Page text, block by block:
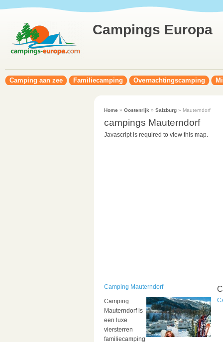
Campings Europa
Camping aan zee Familiecamping Overnachtingscamping
Home » Oostenrijk » Salzburg» Mauterndorf
campings Mauterndorf
Javascript is required to view this map.
Camping Mauterndorf
Camping
Mauterndorf is
een luxe
viersterren
familiecamping